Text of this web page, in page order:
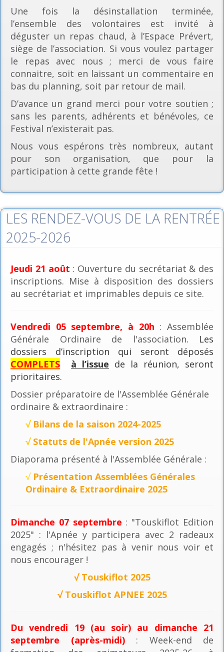
Une fois la désinstallation terminée,
l’ensemble des volontaires est invité à
déguster un repas chaud, à l’Espace Prévert,
siège de l’association. Si vous voulez partager
le repas avec nous ; merci de vous faire
connaitre, soit en laissant un commentaire en
bas du planning, soit par retour de mail.
D’avance un grand merci pour votre soutien ;
sans les parents, adhérents et bénévoles, ce
Festival n’existerait pas.
Nous vous espérons très nombreux, autant
pour son organisation, que pour la
participation à cette grande fête !
LES RENDEZ-VOUS DE LA RENTRÉE
2025-2026
Jeudi 21 août : Ouverture du secrétariat & des
inscriptions. Mise à disposition des dossiers
au secrétariat et imprimables depuis ce site.
Vendredi 05 septembre, à 20h : Assemblée
Générale Ordinaire de l'association. Les
dossiers d’inscription qui seront déposés
COMPLETS
à l’issue de la réunion, seront
prioritaires.
Dossier préparatoire de l'Assemblée Générale
ordinaire & extraordinaire :
√ Bilans de la saison 2024-2025
√ Statuts de l'Apnée version 2025
Diaporama présenté à l'Assemblée Générale :
√ Présentation Assemblées Générales
Ordinaire & Extraordinaire 2025
Dimanche 07 septembre : "Touskiflot Edition
2025" : l'Apnée y participera avec 2 radeaux
engagés ; n'hésitez pas à venir nous voir et
nous encourager !
√ Touskiflot 2025
√ Touskiflot APNEE 2025
Du vendredi 19 (au soir) au dimanche 21
septembre (après-midi): Week-end de